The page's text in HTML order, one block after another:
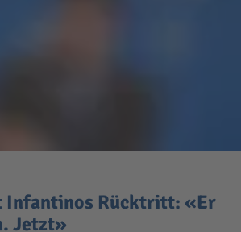
Infantinos Rücktritt: «Er
Jetzt»